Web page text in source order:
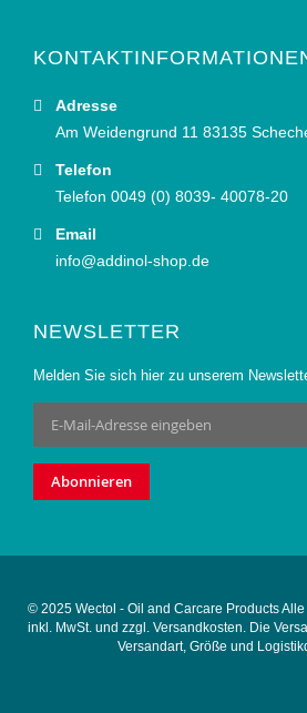
Adresse
Am Weidengrund 11 83135
Telefon
Telefon 0049 (0) 8039- 40078-20
Email
info@addinol-shop.de
NEWSLETTER
Melden Sie sich hier zu unserem
Anmeldung
zum
Newsletter:
Abonnieren
© 2025 Wectol - Oil and Carcare Products
inkl. MwSt. und zzgl. Versandkosten. Die
Versandart, Größe und